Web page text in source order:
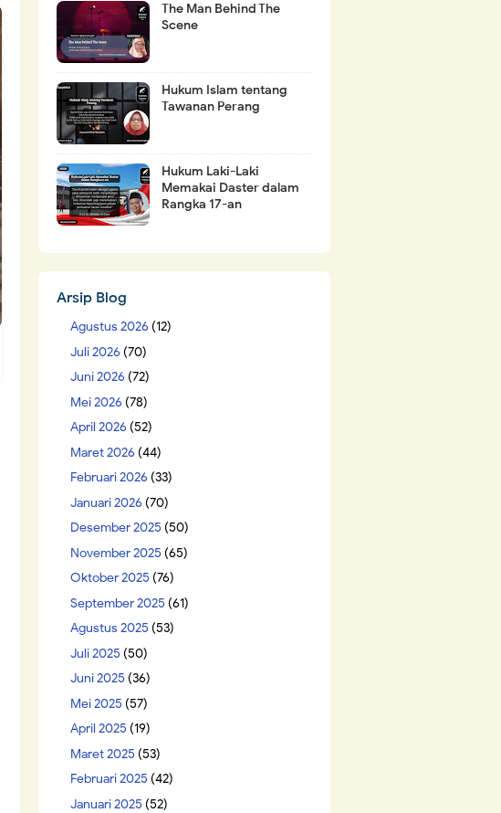
The Man Behind The
Scene
Hukum Islam tentang
Tawanan Perang
Hukum Laki-Laki
Memakai Daster dalam
Rangka 17-an
Arsip Blog
Agustus 2026 (12)
Juli 2026 (70)
Juni 2026 (72)
Mei 2026 (78)
April 2026 (52)
Maret 2026 (44)
Februari 2026 (33)
Januari 2026 (70)
Desember 2025 (50)
November 2025 (65)
Oktober 2025 (76)
September 2025 (61)
Agustus 2025 (53)
Juli 2025 (50)
Juni 2025 (36)
Mei 2025 (57)
April 2025 (19)
Maret 2025 (53)
Februari 2025 (42)
Januari 2025 (52)